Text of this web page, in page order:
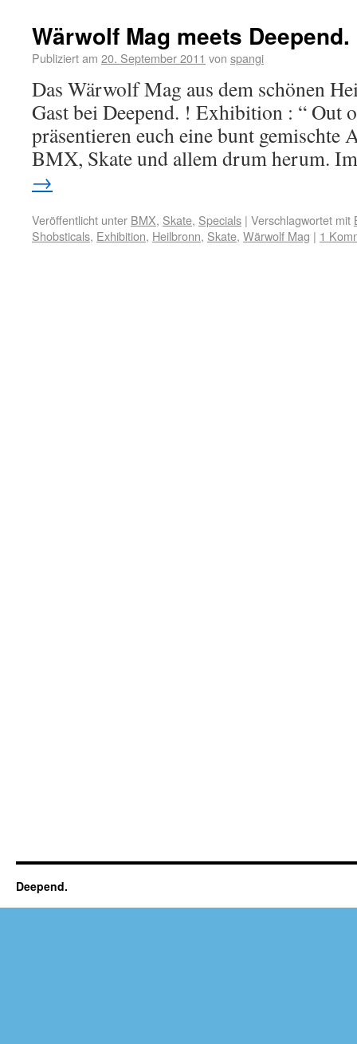
Wärwolf Mag meets
Publiziert am 20. September 2011 von spangi
Das Wärwolf Mag aus dem schönen
Gast bei Deepend. ! Exhibition : “ Out
präsentieren euch eine bunt gemischte
BMX, Skate und allem drum herum.
→
Veröffentlicht unter BMX, Skate, Specials | Verschlagwortet mit
Shobsticals, Exhibition, Heilbronn, Skate, Wärwolf Mag | 1
Deepend.